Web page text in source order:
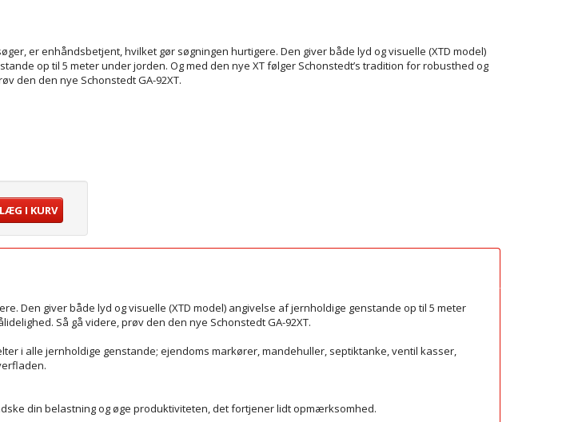
er enhåndsbetjent, hvilket gør søgningen hurtigere. Den giver både lyd og visuelle (XTD model)
op til 5 meter under jorden. Og med den nye XT følger Schonstedt’s tradition for robusthed og
den den nye Schonstedt GA-92XT.
LÆG I KURV
Den giver både lyd og visuelle (XTD model) angivelse af jernholdige genstande op til 5 meter
Så gå videre, prøv den den nye Schonstedt GA-92XT.
i alle jernholdige genstande; ejendoms markører, mandehuller, septiktanke, ventil kasser,
din belastning og øge produktiviteten, det fortjener lidt opmærksomhed.